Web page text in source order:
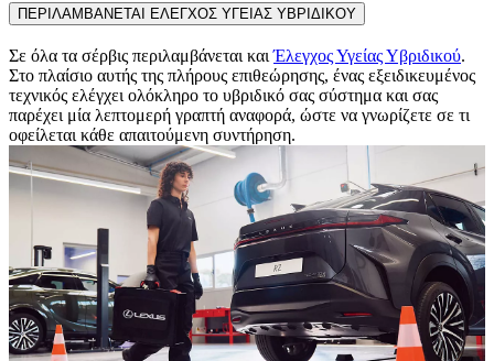
ΠΕΡΙΛΑΜΒΑΝΕΤΑΙ ΕΛΕΓΧΟΣ ΥΓΕΙΑΣ ΥΒΡΙΔΙΚΟΥ
Σε όλα τα σέρβις περιλαμβάνεται καιΈλεγχος Υγείας Υβριδικού.
Στο πλαίσιο αυτής της πλήρους επιθεώρησης, ένας εξειδικευμένος
τεχνικός ελέγχει ολόκληρο το υβριδικό σας σύστημα και σας
παρέχει μία λεπτομερή γραπτή αναφορά, ώστε να γνωρίζετε σε τι
οφείλεται κάθε απαιτούμενη συντήρηση.